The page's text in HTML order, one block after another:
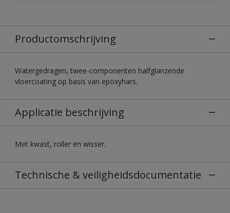
Productomschrijving
Watergedragen, twee-componenten halfglanzende
vloercoating op basis van epoxyhars.
Applicatie beschrijving
Met kwast, roller en wisser.
Technische & veiligheidsdocumentatie